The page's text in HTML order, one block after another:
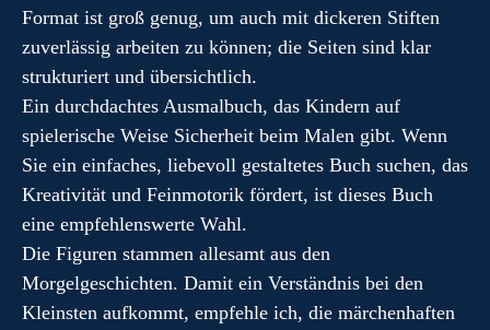
Format ist groß genug, um auch mit dickeren Stiften
zuverlässig arbeiten zu können; die Seiten sind klar
strukturiert und übersichtlich.
Ein durchdachtes Ausmalbuch, das Kindern auf
spielerische Weise Sicherheit beim Malen gibt. Wenn
Sie ein einfaches, liebevoll gestaltetes Buch suchen, das
Kreativität und Feinmotorik fördert, ist dieses Buch
eine empfehlenswerte Wahl.
Die Figuren stammen allesamt aus den
Morgelgeschichten. Damit ein Verständnis bei den
Kleinsten aufkommt, empfehle ich, die märchenhaften